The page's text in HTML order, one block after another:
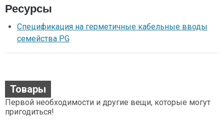
Ресурсы
Спецификация на герметичные кабельные вводы
семейства PG
Товары
Первой необходимости и другие вещи, которые могут
пригодиться!